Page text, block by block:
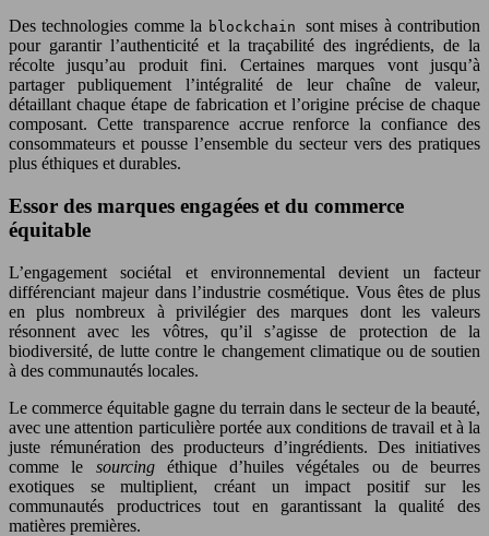
Des technologies comme la blockchain sont mises à contribution
pour garantir l’authenticité et la traçabilité des ingrédients, de la
récolte jusqu’au produit fini. Certaines marques vont jusqu’à
partager publiquement l’intégralité de leur chaîne de valeur,
détaillant chaque étape de fabrication et l’origine précise de chaque
composant. Cette transparence accrue renforce la confiance des
consommateurs et pousse l’ensemble du secteur vers des pratiques
plus éthiques et durables.
Essor des marques engagées et du commerce
équitable
L’engagement sociétal et environnemental devient un facteur
différenciant majeur dans l’industrie cosmétique. Vous êtes de plus
en plus nombreux à privilégier des marques dont les valeurs
résonnent avec les vôtres, qu’il s’agisse de protection de la
biodiversité, de lutte contre le changement climatique ou de soutien
à des communautés locales.
Le commerce équitable gagne du terrain dans le secteur de la beauté,
avec une attention particulière portée aux conditions de travail et à la
juste rémunération des producteurs d’ingrédients. Des initiatives
comme le sourcing éthique d’huiles végétales ou de beurres
exotiques se multiplient, créant un impact positif sur les
communautés productrices tout en garantissant la qualité des
matières premières.